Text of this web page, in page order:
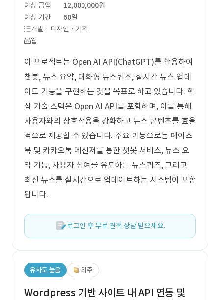
예상 금액
12,000,000원
예상 기간
60일
개발 · 디자인 · 기획
웹
이 프로젝트는 Open AI API(ChatGPT)를 활용하여
챗봇, 뉴스 요약, 대화형 뉴스퀴즈, 실시간 뉴스 업데
이트 기능을 구현하는 것을 목표로 하고 있습니다. 핵
심 기술 스택은 Open AI API를 포함하며, 이를 통해
사용자와의 상호작용을 강화하고 뉴스 콘텐츠를 효율
적으로 제공할 수 있습니다. 주요 기능으로는 페이스
북 및 카카오톡 메신저를 통한 챗봇 서비스, 뉴스 요
약 기능, 사용자 참여를 유도하는 뉴스퀴즈, 그리고
최신 뉴스를 실시간으로 업데이트하는 시스템이 포함
됩니다.
로그인 후 무료 견적 상담 받으세요.
유사도 높음 외주
Wordpress 기반 사이트 내 API 연동 및